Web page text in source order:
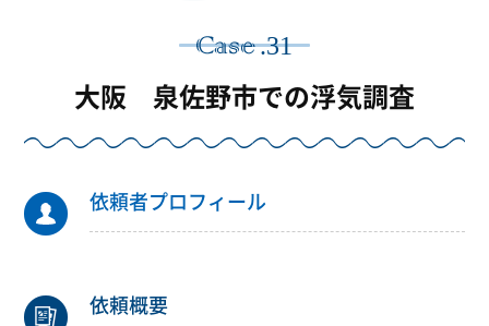
Case
.31
大阪 泉佐野市での浮気調査
依頼者プロフィール
依頼概要